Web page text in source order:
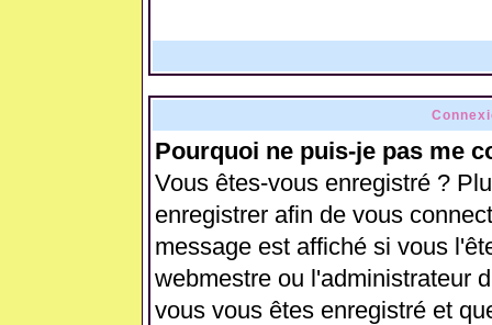
Pourquoi ne puis-je pas me
Vous êtes-vous enregistré ?
enregistrer afin de vous
message est affiché si vous
webmestre ou l'administrateur
vous vous êtes enregistré et